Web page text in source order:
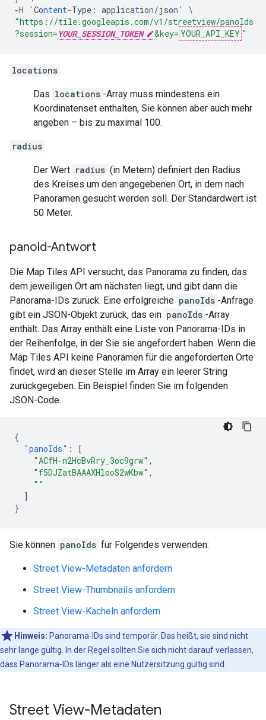
-H 'Content-Type : application/json '
\
"https://tile.googleapis.com/v1/streetview/panoIds
?session= YOUR_SESSION_TOKEN &key= YOUR_API_KEY "
locations
Das locations -Array muss mindestens ein
Koordinatenset enthalten, Sie können aber auch mehr
angeben – bis zu maximal 100.
radius
Der Wert radius (in Metern) definiert den Radius
des Kreises um den angegebenen Ort, in dem nach
Panoramen gesucht werden soll. Der Standardwert ist
50 Meter.
panoId-Antwort
Die Map Tiles API versucht, das Panorama zu finden, das
dem jeweiligen Ort am nächsten liegt, und gibt dann die
Panorama-IDs zurück. Eine erfolgreiche panoIds -Anfrage
gibt ein JSON-Objekt zurück, das ein panoIds -Array
enthält. Das Array enthält eine Liste von Panorama-IDs in
der Reihenfolge, in der Sie sie angefordert haben. Wenn die
Map Tiles API keine Panoramen für die angeforderten Orte
findet, wird an dieser Stelle im Array ein leerer String
zurückgegeben. Ein Beispiel finden Sie im folgenden
JSON-Code.
{
"panoIds" :
[
"ACfH-n2HcBvRry_3oc9grw" ,
"f5DJZatBAAAXHlooS2wKbw" ,
""
]
}
Sie können panoIds für Folgendes verwenden:
Street View-Metadaten anfordern
Street View-Thumbnails anfordern
Street View-Kacheln anfordern
Hinweis: Panorama-IDs sind temporär. Das heißt, sie sind nicht
sehr lange gültig. In der Regel sollten Sie sich nicht darauf verlassen,
dass Panorama-IDs länger als eine Nutzersitzung gültig sind.
Street View-Metadaten